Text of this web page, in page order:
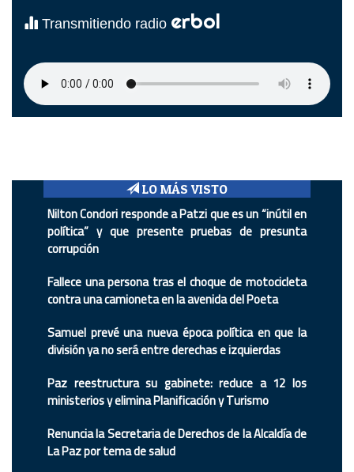
Transmitiendo radio erbol
LO MÁS VISTO
Nilton Condori responde a Patzi que es un “inútil en
política” y que presente pruebas de presunta
corrupción
Fallece una persona tras el choque de motocicleta
contra una camioneta en la avenida del Poeta
Samuel prevé una nueva época política en que la
división ya no será entre derechas e izquierdas
Paz reestructura su gabinete: reduce a 12 los
ministerios y elimina Planificación y Turismo
Renuncia la Secretaria de Derechos de la Alcaldía de
La Paz por tema de salud